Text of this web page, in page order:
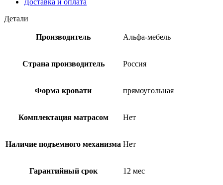
Детали
Производитель Альфа-мебель
Страна производитель Россия
Форма кровати прямоугольная
Комплектация матрасом Нет
Наличие подъемного механизма Нет
Гарантийный срок 12 мес